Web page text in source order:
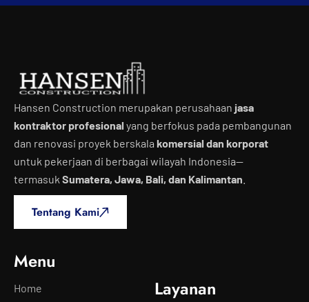
Hansen Construction merupakan perusahaan jasa
kontraktor profesional yang berfokus pada pembangunan
dan renovasi proyek berskala komersial dan korporat
untuk pekerjaan di berbagai wilayah Indonesia—
termasuk Sumatera, Jawa, Bali, dan Kalimantan
Tentang Kami
Menu
Home
Layanan